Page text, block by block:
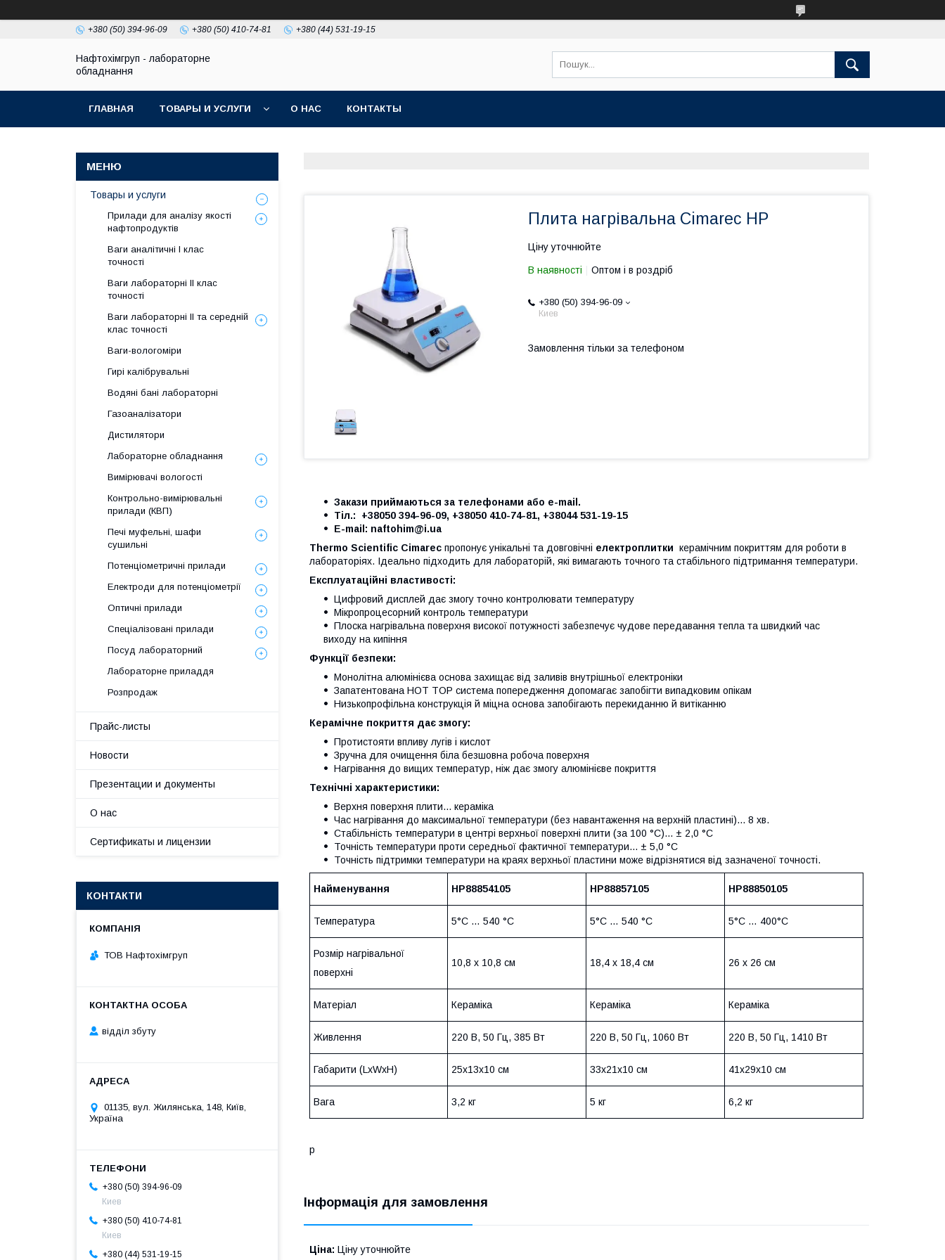
+380 (50) 394-96-09 +380 (50) 410-74-81 +380 (44) 531-19-15
Нафтохімгруп - лабораторне
обладнання
ГЛАВНАЯ ТОВАРЫ И УСЛУГИ О НАС КОНТАКТЫ
Плита нагрівальна Cimarec HP
Ціну уточнюйте
В наявності Оптом і в роздріб
+380 (50) 394-96-09
Киев
Замовлення тільки за телефоном
Закази приймаються за телефонами або e-mail.
Тіл.: +38050 394-96-09, +38050 410-74-81, +38044 531-19-15
Е-mail: naftohim@i.ua
Thermo Scientific Cimarec пропонує унікальні та довговічні електроплитки керамічним покриттям для роботи в
лабораторіях. Ідеально підходить для лабораторій, які вимагають точного та стабільного підтримання температури.
Експлуатаційні властивості:
Цифровий дисплей дає змогу точно контролювати температуру
Мікропроцесорний контроль температури
Плоска нагрівальна поверхня високої потужності забезпечує чудове передавання тепла та швидкий час
виходу на кипіння
Функції безпеки:
Монолітна алюмінієва основа захищає від заливів внутрішньої електроніки
Запатентована HOT TOP система попередження допомагає запобігти випадковим опікам
Низькопрофільна конструкція й міцна основа запобігають перекиданню й витіканню
Керамічне покриття дає змогу:
Протистояти впливу лугів і кислот
Зручна для очищення біла безшовна робоча поверхня
Нагрівання до вищих температур, ніж дає змогу алюмінієве покриття
Технічні характеристики:
Верхня поверхня плити... кераміка
Час нагрівання до максимальної температури (без навантаження на верхній пластині)... 8 хв.
Стабільність температури в центрі верхньої поверхні плити (за 100 °C)... ± 2,0 °C
Точність температури проти середньої фактичної температури... ± 5,0 °C
Точність підтримки температури на краях верхньої пластини може відрізнятися від зазначеної точності.
Найменування HP88854105 HP88857105 HP88850105
Температура 5°C … 540 °C 5°C … 540 °C 5°C … 400°C
Розмір нагрівальної
поверхні
10,8 x 10,8 см 18,4 x 18,4 см 26 x 26 см
Матеріал Кераміка Кераміка Кераміка
Живлення 220 В, 50 Гц, 385 Вт 220 В, 50 Гц, 1060 Вт 220 В, 50 Гц, 1410 Вт
Габарити (LxWxH) 25x13х10 см 33x21x10 см 41x29x10 см
Вага 3,2 кг 5 кг 6,2 кг
p
Інформація для замовлення
Ціна: Ціну уточнюйте
Товары и услуги
Прилади для аналізу якості
нафтопродуктів
Ваги аналітичні І клас
точності
Ваги лабораторні ІІ клас
точності
Ваги лабораторні ІІ та середній
клас точності
Ваги-вологоміри
Гирі калібрувальні
Водяні бані лабораторні
Газоаналізатори
Дистилятори
Лабораторне обладнання
Вимірювачі вологості
Контрольно-вимірювальні
прилади (КВП)
Печі муфельні, шафи
сушильні
Потенціометричні прилади
Електроди для потенціометрії
Оптичні прилади
Спеціалізовані прилади
Посуд лабораторний
Лабораторне приладдя
Розпродаж
Прайс-листы
Новости
Презентации и документы
О нас
Сертификаты и лицензии
КОНТАКТИ
ТОВ Нафтохімгруп
відділ збуту
01135, вул. Жилянська, 148, Київ,
Україна
+380 (50) 394-96-09
Киев
+380 (50) 410-74-81
Киев
+380 (44) 531-19-15